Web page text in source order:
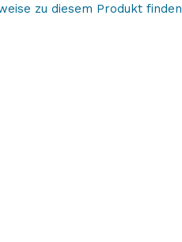
zu diesem Produkt